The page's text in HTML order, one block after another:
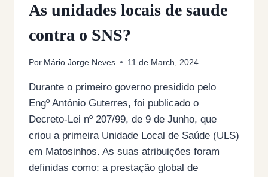
As unidades locais de saude
contra o SNS?
Por Mário Jorge Neves 11 de March, 2024
Durante o primeiro governo presidido pelo
Engº António Guterres, foi publicado o
Decreto-Lei nº 207/99, de 9 de Junho, que
criou a primeira Unidade Local de Saúde (ULS)
em Matosinhos. As suas atribuições foram
definidas como: a prestação global de